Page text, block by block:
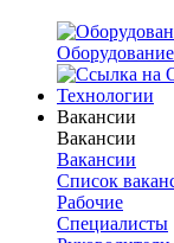
Технологии
Вакансии
Вакансии
Вакансии
Список
Рабочие
Специалисты